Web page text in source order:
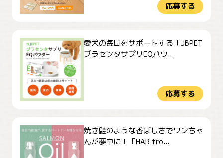
応募する
愛犬の毎日をサポートする「JBPET
プラセンタサプリEQパウ...
応募する
焼き鮭のような香ばしさでワンちゃ
んが夢中に！「HAB fro...